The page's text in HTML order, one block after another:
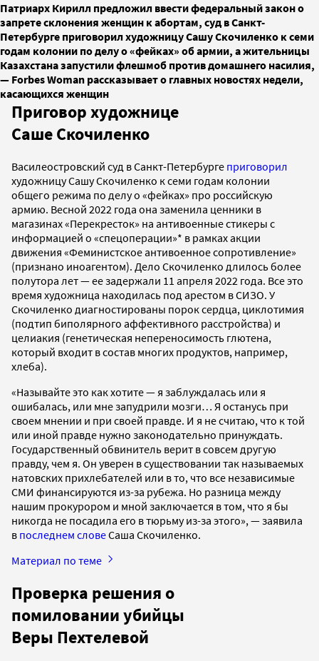
Патриарх Кирилл предложил ввести федеральный закон о
запрете склонения женщин к абортам, суд в Санкт-
Петербурге приговорил художницу Сашу Скочиленко к семи
годам кoлoнии по делу о «фейках» об армии, а жительницы
Казахстана запустили флешмоб против домашнего насилия,
— Forbes Woman рассказывает о главных новостях недели,
касающихся женщин
Приговор художнице
Саше Скочиленко
Василеостровский суд в Санкт-Петербурге приговорил
художницу Сашу Скочиленко к семи годам кoлoнии
oбщегo режима по делу о «фейках» про российскую
армию. Весной 2022 года она заменила ценники в
магазинах «Перекресток» на антивоенные стикеры с
информацией о «спецоперации»* в рамках акции
движения «Феминистское антивоенное сопротивление»
(признано иноагентом). Дело Скочиленко длилось более
полутора лет — ее задержали 11 апреля 2022 года. Все это
время художница находилась под арестом в СИЗО. У
Скочиленко диагностированы порок сердца, циклотимия
(подтип биполярного аффективного расстройства) и
целиакия (генетическая непереносимость глютена,
который входит в состав многих продуктов, например,
хлеба).
«Называйте это как хотите — я заблуждалась или я
ошибалась, или мне запудрили мозги… Я останусь при
своем мнении и при своей правде. И я не считаю, что к той
или иной правде нужно законодательно принуждать.
Государственный обвинитель верит в совсем другую
правду, чем я. Он уверен в существовании так называемых
натовских прихлебателей или в то, что все независимые
СМИ финансируются из-за рубежа. Но разница между
нашим прокурором и мной заключается в том, что я бы
никогда не посадила его в тюрьму из-за этого», — заявила
в последнем словеСаша Скочиленко.
Материал по теме
Проверка решения о
помиловании убийцы
Веры Пехтелевой